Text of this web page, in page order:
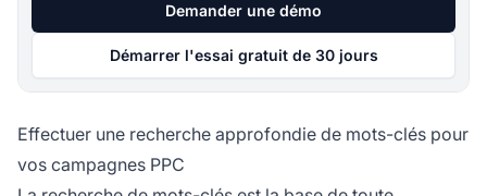
Demander une démo
Démarrer l'essai gratuit de 30 jours
Effectuer une recherche approfondie de mots-clés pour
vos campagnes PPC